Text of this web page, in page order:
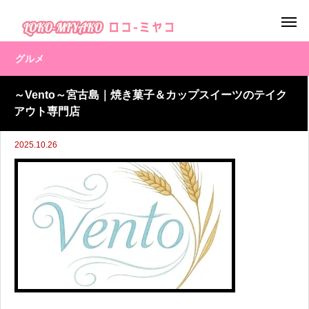
グルメ
～Vento～宮古島｜焼き菓子＆カップスイーツのテイク
アウト専門店
2025.10.26